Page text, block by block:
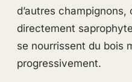
d’autres
directement
se nourrissent du bois
progressivement.